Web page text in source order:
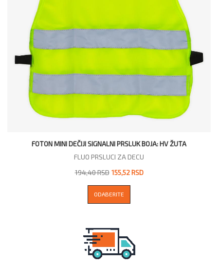
FOTON MINI DEČIJI SIGNALNI PRSLUK BOJA: HV ŽUTA
FLUO PRSLUCI ZA DECU
194,40 RSD 155,52 RSD
ODABERITE